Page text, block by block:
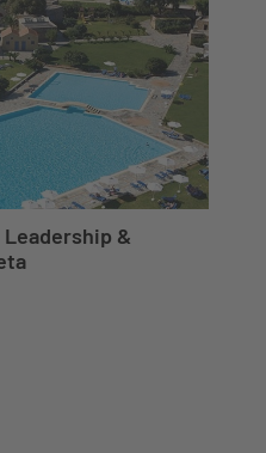
Leadership &